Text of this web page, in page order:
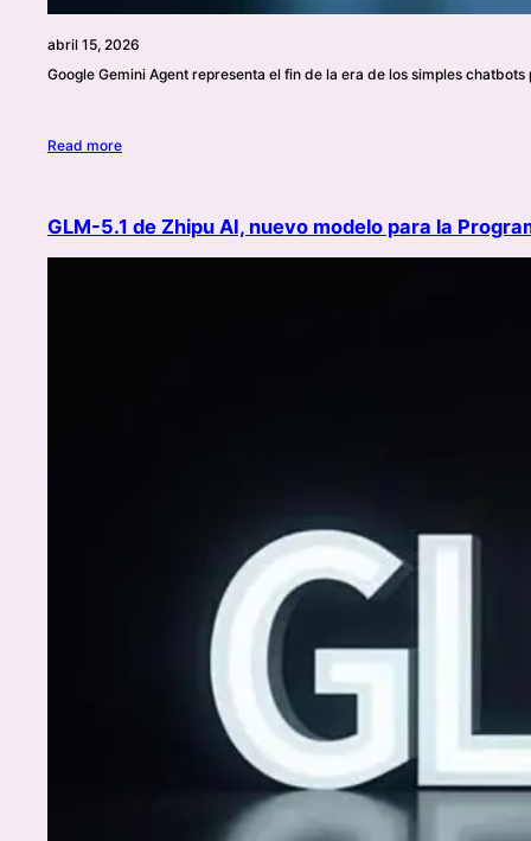
abril 15, 2026
Google Gemini Agent representa el fin de la era de los simples
Read more
GLM-5.1 de Zhipu AI, nuevo modelo para la